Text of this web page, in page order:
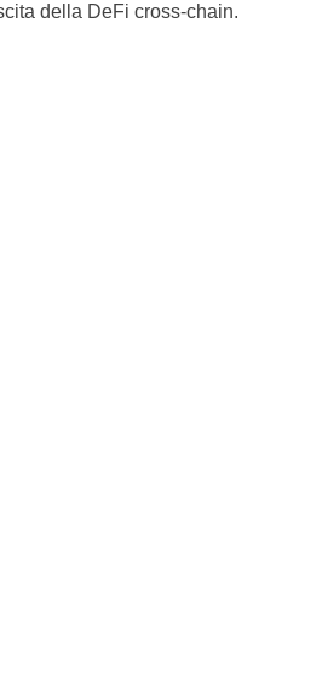
della DeFi cross-chain.